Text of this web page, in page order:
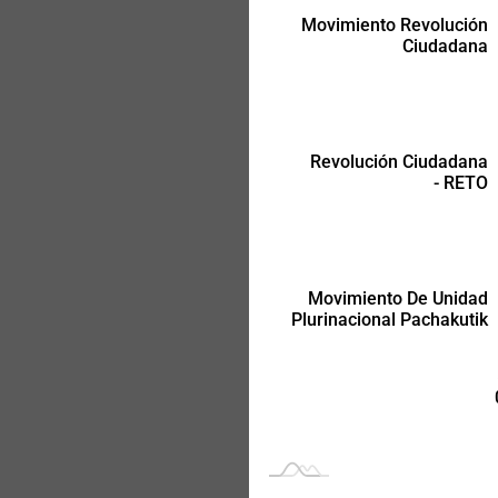
Movimiento De Unidad
Plurinacional Pachakutik
Revolución Ciudadana
- RETO
Movimiento Revolución
Ciudadana